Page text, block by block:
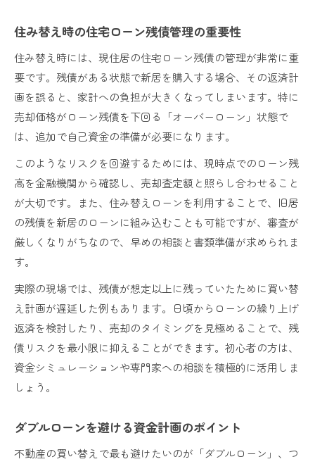
住み替え時の住宅ローン残債管理の重要性
住み替え時には、現住居の住宅ローン残債の管理が非常に重
要です。残債がある状態で新居を購入する場合、その返済計
画を誤ると、家計への負担が大きくなってしまいます。特に
売却価格がローン残債を下回る「オーバーローン」状態で
は、追加で自己資金の準備が必要になります。
このようなリスクを回避するためには、現時点でのローン残
高を金融機関から確認し、売却査定額と照らし合わせること
が大切です。また、住み替えローンを利用することで、旧居
の残債を新居のローンに組み込むことも可能ですが、審査が
厳しくなりがちなので、早めの相談と書類準備が求められま
す。
実際の現場では、残債が想定以上に残っていたために買い替
え計画が遅延した例もあります。日頃からローンの繰り上げ
返済を検討したり、売却のタイミングを見極めることで、残
債リスクを最小限に抑えることができます。初心者の方は、
資金シミュレーションや専門家への相談を積極的に活用しま
しょう。
ダブルローンを避ける資金計画のポイント
不動産の買い替えで最も避けたいのが「ダブルローン」、つ